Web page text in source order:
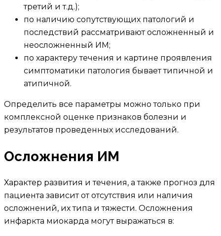
третий и т.д.);
по наличию сопутствующих патологий и
последствий рассматривают осложненный и
неосложненный ИМ;
по характеру течения и картине проявления
симптоматики патология бывает типичной и
атипичной.
Определить все параметры можно только при
комплексной оценке признаков болезни и
результатов проведенных исследований.
Осложнения ИМ
Характер развития и течения, а также прогноз для
пациента зависит от отсутствия или наличия
осложнений, их типа и тяжести. Осложнения
инфаркта миокарда могут выражаться в: